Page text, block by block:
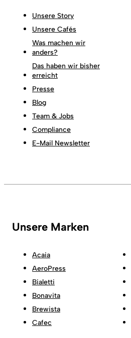
Unsere Story
Unsere Cafés
Was machen wir
anders?
Das haben wir bisher
erreicht
Presse
Blog
Team & Jobs
Compliance
E-Mail Newsletter
Unsere Marken
Acaia
AeroPress
Bialetti
Bonavita
Brewista
Cafec